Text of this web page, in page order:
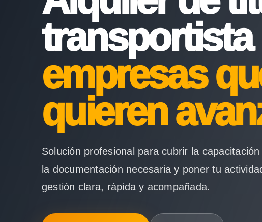
transportista
empresas
quieren
Solución profesional para cubrir la
la documentación necesaria y poner tu
gestión clara, rápida y acompañada.